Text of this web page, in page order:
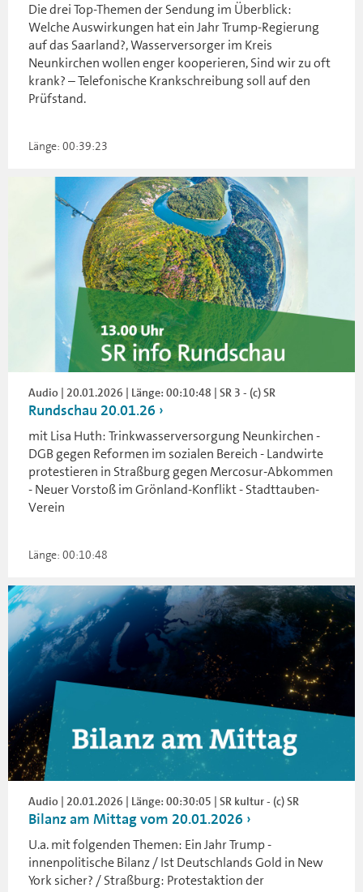
Die drei Top-Themen der Sendung im Überblick:
Welche Auswirkungen hat ein Jahr Trump-Regierung
auf das Saarland?, Wasserversorger im Kreis
Neunkirchen wollen enger kooperieren, Sind wir zu oft
krank? – Telefonische Krankschreibung soll auf den
Prüfstand.
Länge: 00:39:23
Audio | 20.01.2026 | Länge: 00:10:48 | SR 3 - (c) SR
Rundschau 20.01.26
mit Lisa Huth: Trinkwasserversorgung Neunkirchen -
DGB gegen Reformen im sozialen Bereich - Landwirte
protestieren in Straßburg gegen Mercosur-Abkommen
- Neuer Vorstoß im Grönland-Konflikt - Stadttauben-
Verein
Länge: 00:10:48
Audio | 20.01.2026 | Länge: 00:30:05 | SR kultur - (c) SR
Bilanz am Mittag vom 20.01.2026
U.a. mit folgenden Themen: Ein Jahr Trump -
innenpolitische Bilanz / Ist Deutschlands Gold in New
York sicher? / Straßburg: Protestaktion der